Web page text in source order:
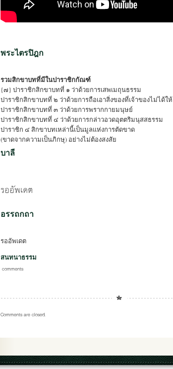
พระไตรปิฎก
รวมสิกขาบทที่มีในปาราชิกกัณฑ์
{๗} ปาราชิกสิกขาบทที่ ๑ ว่าด้วยการเสพเมถุนธรรม
ปาราชิกสิกขาบทที่ ๒ ว่าด้วยการถือเอาสิ่งของที่เจ้าของไม่ได้ให้
ปาราชิกสิกขาบทที่ ๓ ว่าด้วยการพรากกายมนุษย์
ปาราชิกสิกขาบทที่ ๔ ว่าด้วยการกล่าวอวดอุตตริมนุสสธรรม
ปาราชิก ๔ สิกขาบทเหล่านี้เป็นมูลแห่งการตัดขาด
(ขาดจากความเป็นภิกษุ) อย่างไม่ต้องสงสัย
บาลี
รออัพเดต
อรรถกถา
รออัพเดต
สนทนาธรรม
comments
Comments are closed.